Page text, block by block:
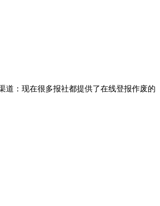
道：现在很多报社都提供了在线登报作废的